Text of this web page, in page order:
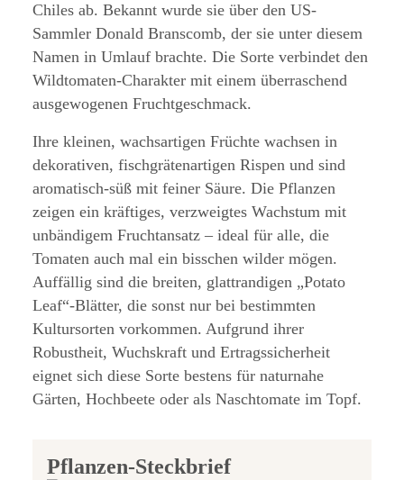
Chiles ab. Bekannt wurde sie über den US-
Sammler Donald Branscomb, der sie unter diesem
Namen in Umlauf brachte. Die Sorte verbindet den
Wildtomaten-Charakter mit einem überraschend
ausgewogenen Fruchtgeschmack.
Ihre kleinen, wachsartigen Früchte wachsen in
dekorativen, fischgrätenartigen Rispen und sind
aromatisch-süß mit feiner Säure. Die Pflanzen
zeigen ein kräftiges, verzweigtes Wachstum mit
unbändigem Fruchtansatz – ideal für alle, die
Tomaten auch mal ein bisschen wilder mögen.
Auffällig sind die breiten, glattrandigen „Potato
Leaf“-Blätter, die sonst nur bei bestimmten
Kultursorten vorkommen. Aufgrund ihrer
Robustheit, Wuchskraft und Ertragssicherheit
eignet sich diese Sorte bestens für naturnahe
Gärten, Hochbeete oder als Naschtomate im Topf.
Pflanzen-Steckbrief